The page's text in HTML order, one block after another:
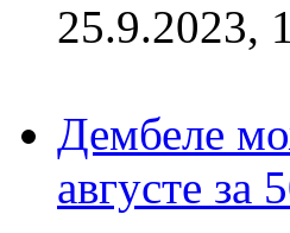
25.9.2023,
Дембеле
августе за